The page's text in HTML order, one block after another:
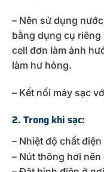
– Nên sử dụng
bằng dụng cụ riêng
cell đơn làm ảnh
làm hư hỏng.
– Kết nối máy sạc
2. Trong khi sạc:
– Nhiệt độ chất
– Nút thông hơi